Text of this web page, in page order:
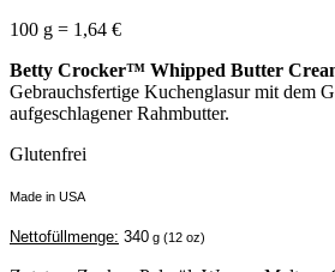
100 g = 1,64 €
Betty Crocker™ Whipped Butter
Gebrauchsfertige Kuchenglasur mit dem
aufgeschlagener Rahmbutter.
Glutenfrei
Made in USA
Nettofüllmenge: 340 g (12 oz)